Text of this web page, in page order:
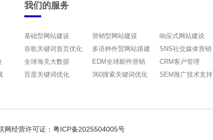
我们的服务
基础型网站建设 营销型网站建设
响应式网站建设
谷歌关键词首页优化
多语种外贸网站搭建
SNS社交媒体营销
全球海关大数据
EDM全球邮件营销
CRM客户管理
百度关键词优化
360搜索关键词优化 SEM推广技术支持
网经营许可证：粤ICP备2025504005号